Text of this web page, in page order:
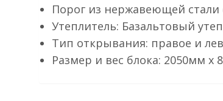
Порог из нержавеющей стали
Утеплитель: Базальтовый
Тип открывания: правое и
Размер и вес блока: 2050мм